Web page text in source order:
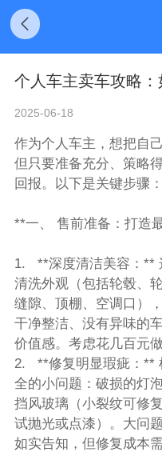
个人车主卖车攻略
2025-06-18
作为个人车主，想把自
但只要准备充分、策略
回报。以下是关键步骤：
**一、 售前准备：打造
1. **深度清洁美容：**
清洗外观（包括轮毂、
缝隙、顶棚、空调口）
干净整洁、没有异味的
价值感。考虑花几百元
2. **修复明显瑕疵：**
全的小问题：破损的灯
挡风玻璃（小裂纹可修
试抛光或点漆）。大问
如实告知，但修复成本